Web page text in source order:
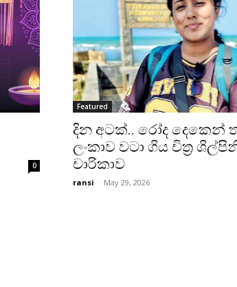
0
Featured
දින අටක්.. රෝද දෙකෙන්
ලංකාව වටා ගිය චිත්‍ර
චාරිකාව
ransi - May 29, 2026